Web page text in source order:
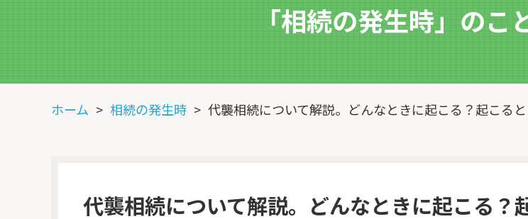
「相続の発生時」 のこ
ホーム 相続の発生時 代襲相続について解説。どんなときに起こる？起こる
代襲相続について解説。どんなときに起こる？